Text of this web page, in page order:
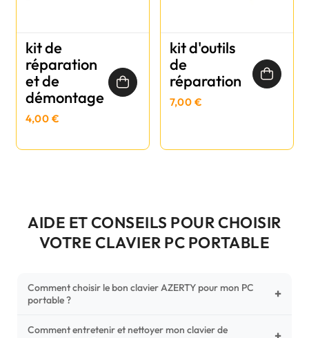
kit de
réparation
et de
démontage
4,00 €
kit d'outils
de
réparation
7,00 €
AIDE ET CONSEILS POUR CHOISIR
VOTRE CLAVIER PC PORTABLE
Comment choisir le bon clavier AZERTY pour mon PC
portable ?
+
Pour ne pas vous tromper, vérifiez trois points critiques sur
Comment entretenir et nettoyer mon clavier de